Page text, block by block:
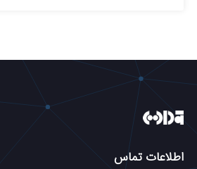
اطلاعات تماس